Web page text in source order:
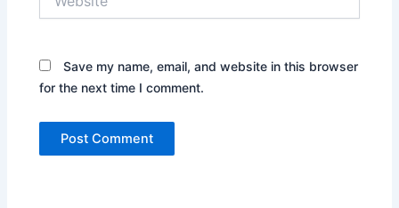
Save my name, email, and website in this browser
for the next time I comment.